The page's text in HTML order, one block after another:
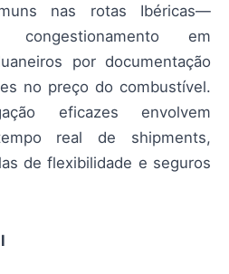
nas rotas Ibéricas—
congestionamento em
por documentação
no preço do combustível.
eficazes envolvem
real de shipments,
de flexibilidade e seguros